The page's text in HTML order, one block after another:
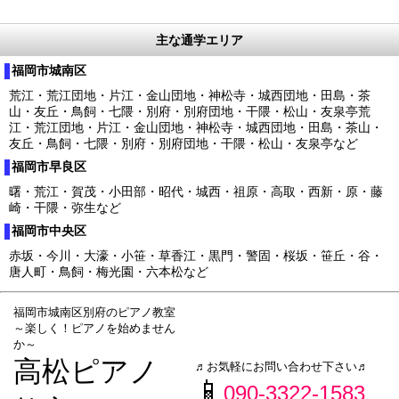
主な通学エリア
福岡市城南区
荒江・荒江団地・片江・金山団地・神松寺・城西団地・田島・茶
山・友丘・鳥飼・七隈・別府・別府団地・干隈・松山・友泉亭荒
江・荒江団地・片江・金山団地・神松寺・城西団地・田島・茶山・
友丘・鳥飼・七隈・別府・別府団地・干隈・松山・友泉亭など
福岡市早良区
曙・荒江・賀茂・小田部・昭代・城西・祖原・高取・西新・原・藤
崎・干隈・弥生など
福岡市中央区
赤坂・今川・大濠・小笹・草香江・黒門・警固・桜坂・笹丘・谷・
唐人町・鳥飼・梅光園・六本松など
福岡市城南区別府のピアノ教室
～楽しく！ピアノを始めません
か～
高松ピアノ
♬お気軽にお問い合わせ下さい♬
📱 090-3322-1583